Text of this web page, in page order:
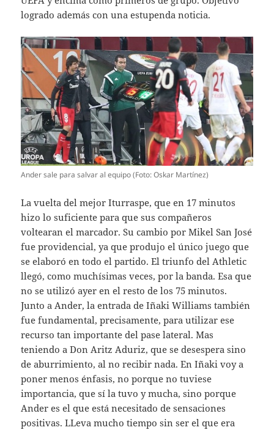
logrado además con una estupenda noticia.
Ander sale para salvar al equipo (Foto: Oskar Martínez)
La vuelta del mejor Iturraspe, que en 17 minutos
hizo lo suficiente para que sus compañeros
voltearan el marcador. Su cambio por Mikel San José
fue providencial, ya que produjo el único juego que
se elaboró en todo el partido. El triunfo del Athletic
llegó, como muchísimas veces, por la banda. Esa que
no se utilizó ayer en el resto de los 75 minutos.
Junto a Ander, la entrada de Iñaki Williams también
fue fundamental, precisamente, para utilizar ese
recurso tan importante del pase lateral. Mas
teniendo a Don Aritz Aduriz, que se desespera sino
de aburrimiento, al no recibir nada. En Iñaki voy a
poner menos énfasis, no porque no tuviese
importancia, que sí la tuvo y mucha, sino porque
Ander es el que está necesitado de sensaciones
positivas. LLeva mucho tiempo sin ser el que era